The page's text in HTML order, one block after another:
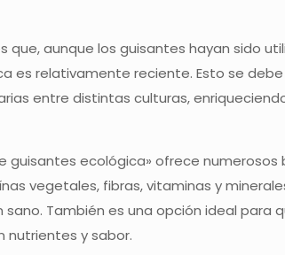
que, aunque los guisantes hayan sido
es relativamente reciente. Esto se
entre distintas culturas,
guisantes ecológica» ofrece
vegetales, fibras, vitaminas y
También es una opción ideal para
nutrientes y sabor.